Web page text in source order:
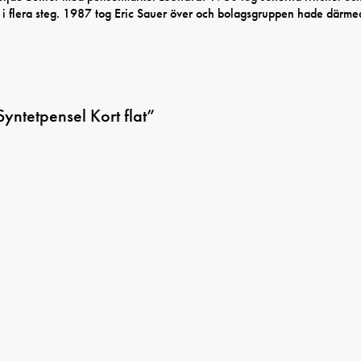
i flera steg. 1987 tog Eric Sauer över och bolagsgruppen hade
Kort flat”